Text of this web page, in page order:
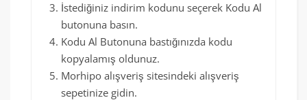
İstediğiniz indirim kodunu seçerek Kodu Al
butonuna basın.
Kodu Al Butonuna bastığınızda kodu
kopyalamış oldunuz.
Morhipo alışveriş sitesindeki alışveriş
sepetinize gidin.